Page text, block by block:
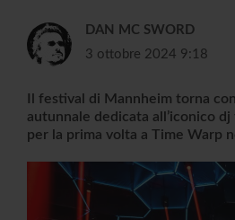
DAN MC SWORD
3 ottobre 2024 9:18
Il festival di Mannheim torna
autunnale dedicata all’iconico
per la prima volta a Time Warp